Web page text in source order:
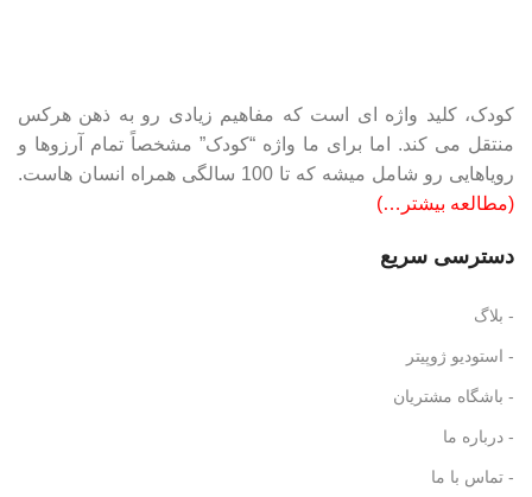
کودک، کلید واژه ای است که مفاهیم زیادی رو به ذهن هرکس
منتقل می کند. اما برای ما واژه “کودک” مشخصاً تمام آرزوها و
رویاهایی رو شامل میشه که تا 100 سالگی همراه انسان هاست.
(مطالعه بیشتر…)
دسترسی سریع
- بلاگ
- استودیو ژوپیتر
- باشگاه مشتریان
- درباره ما
- تماس با ما